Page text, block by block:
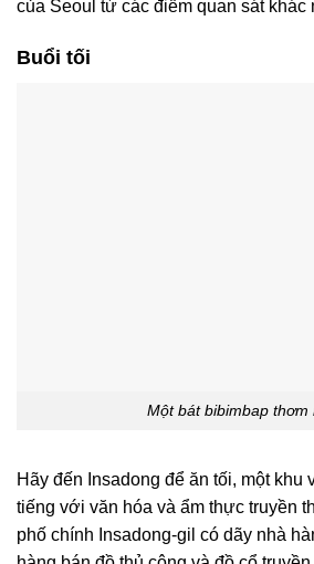
của Seoul từ các điểm quan sát khác
Buổi tối
Một bát bibimbap thơm
Hãy đến Insadong để ăn tối, một khu
tiếng với văn hóa và ẩm thực truyền
phố chính Insadong-gil có dãy nhà